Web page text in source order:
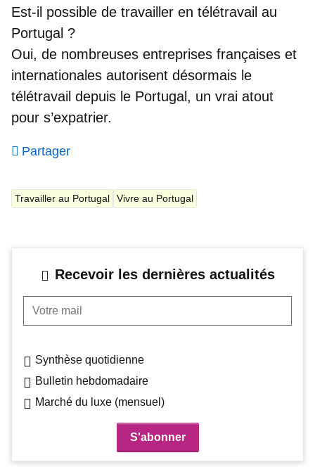
Est-il possible de travailler en télétravail au
Portugal ?
Oui, de nombreuses entreprises françaises et
internationales autorisent désormais le
télétravail depuis le Portugal, un vrai atout
pour s’expatrier.
Partager
Travailler au Portugal Vivre au Portugal
Recevoir les dernières actualités
Votre mail
Synthèse quotidienne
Bulletin hebdomadaire
Marché du luxe (mensuel)